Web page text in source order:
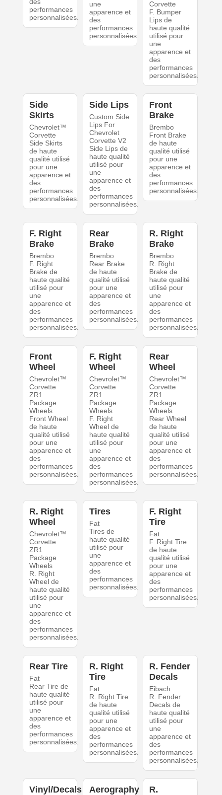
des
performances
personnalisées.
une
apparence et
des
performances
personnalisées.
Corvette
F. Bumper
Lips de
haute qualité
utilisé pour
une
apparence et
des
performances
personnalisées.
Side
Skirts
Chevrolet™
Corvette
Side Skirts
de haute
qualité utilisé
pour une
apparence et
des
performances
personnalisées.
Side Lips
Custom Side
Lips For
Chevrolet
Corvette V2
Side Lips de
haute qualité
utilisé pour
une
apparence et
des
performances
personnalisées.
Front
Brake
Brembo
Front Brake
de haute
qualité utilisé
pour une
apparence et
des
performances
personnalisées.
F. Right
Brake
Brembo
F. Right
Brake de
haute qualité
utilisé pour
une
apparence et
des
performances
personnalisées.
Rear
Brake
Brembo
Rear Brake
de haute
qualité utilisé
pour une
apparence et
des
performances
personnalisées.
R. Right
Brake
Brembo
R. Right
Brake de
haute qualité
utilisé pour
une
apparence et
des
performances
personnalisées.
Front
Wheel
Chevrolet™
Corvette
ZR1
Package
Wheels
Front Wheel
de haute
qualité utilisé
pour une
apparence et
des
performances
personnalisées.
F. Right
Wheel
Chevrolet™
Corvette
ZR1
Package
Wheels
F. Right
Wheel de
haute qualité
utilisé pour
une
apparence et
des
performances
personnalisées.
Rear
Wheel
Chevrolet™
Corvette
ZR1
Package
Wheels
Rear Wheel
de haute
qualité utilisé
pour une
apparence et
des
performances
personnalisées.
R. Right
Wheel
Chevrolet™
Corvette
ZR1
Package
Wheels
R. Right
Wheel de
haute qualité
utilisé pour
une
apparence et
des
performances
personnalisées.
Tires
Fat
Tires de
haute qualité
utilisé pour
une
apparence et
des
performances
personnalisées.
F. Right
Tire
Fat
F. Right Tire
de haute
qualité utilisé
pour une
apparence et
des
performances
personnalisées.
Rear Tire
Fat
Rear Tire de
haute qualité
utilisé pour
une
apparence et
des
performances
personnalisées.
R. Right
Tire
Fat
R. Right Tire
de haute
qualité utilisé
pour une
apparence et
des
performances
personnalisées.
R. Fender
Decals
Eibach
R. Fender
Decals de
haute qualité
utilisé pour
une
apparence et
des
performances
personnalisées.
Vinyl/Decals Aerography
R.